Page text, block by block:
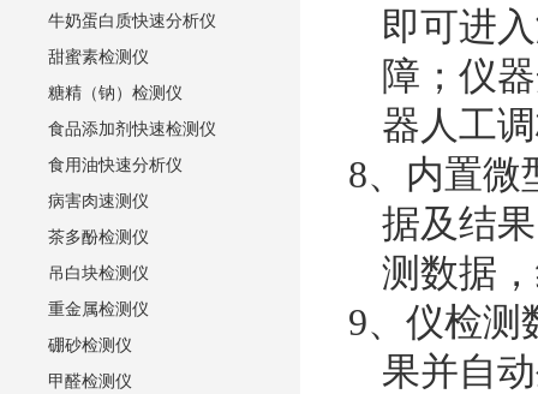
牛奶蛋白质快速分析仪
甜蜜素检测仪
糖精（钠）检测仪
食品添加剂快速检测仪
食用油快速分析仪
病害肉速测仪
茶多酚检测仪
吊白块检测仪
重金属检测仪
硼砂检测仪
甲醛检测仪
即可进
障；仪
器人工
8、内置微
据及结
测数据
9、仪检测
果并自